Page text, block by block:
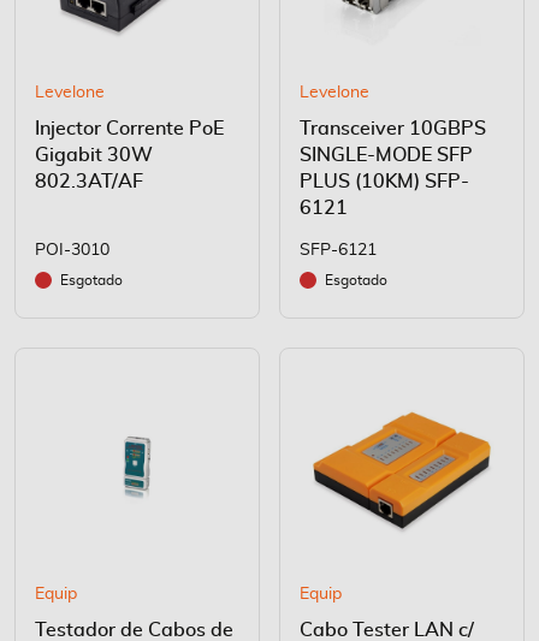
Levelone
Injector Corrente PoE
Gigabit 30W
802.3AT/AF
POI-3010
Esgotado
Levelone
Transceiver 10GBPS
SINGLE-MODE SFP
PLUS (10KM) SFP-
6121
SFP-6121
Esgotado
Equip
Testador de Cabos de
Equip
Cabo Tester LAN c/